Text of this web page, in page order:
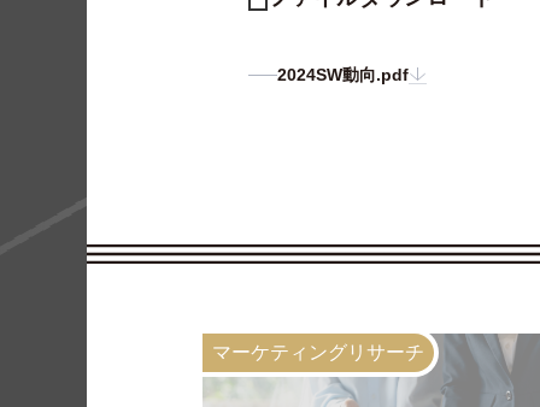
2024SW動向.pdf
マーケティングリサーチ